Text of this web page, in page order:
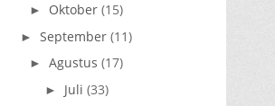
► Oktober (15)
► September (11)
► Agustus (17)
► Juli (33)